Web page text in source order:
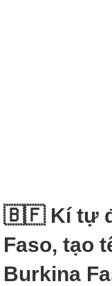
🇧🇫 Kí tự
Faso, tạo
Burkina